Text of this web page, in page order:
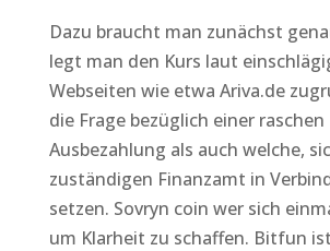
Dazu braucht man zunächst
legt man den Kurs laut
Webseiten wie etwa Ariva.de
die Frage bezüglich einer raschen
Ausbezahlung als auch welche,
zuständigen Finanzamt in
setzen. Sovryn coin wer sich
um Klarheit zu schaffen. Bitfun